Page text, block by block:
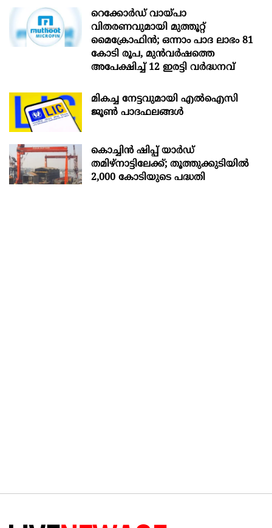
റെക്കോർഡ് വായ്പാ
വിതരണവുമായി മുത്തൂറ്റ്
മൈക്രോഫിൻ; ഒന്നാം പാദ ലാഭം 81
കോടി രൂപ, മുൻവർഷത്തെ
അപേക്ഷിച്ച് 12 ഇരട്ടി വർദ്ധനവ്
മികച്ച നേട്ടവുമായി എൽഐസി
ജൂൺ പാദഫലങ്ങൾ
കൊച്ചിന്‍ ഷിപ്പ് യാർഡ്
തമിഴ്നാട്ടിലേക്ക്; തൂത്തുക്കുടിയിൽ
2,000 കോടിയുടെ പദ്ധതി